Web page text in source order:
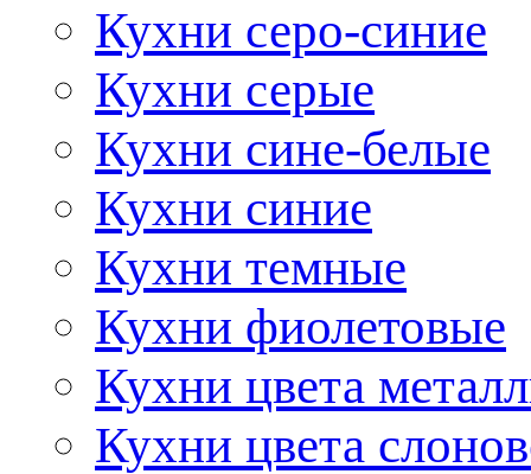
Кухни серо-синие
Кухни серые
Кухни сине-белые
Кухни синие
Кухни темные
Кухни фиолетовые
Кухни цвета
Кухни цвета